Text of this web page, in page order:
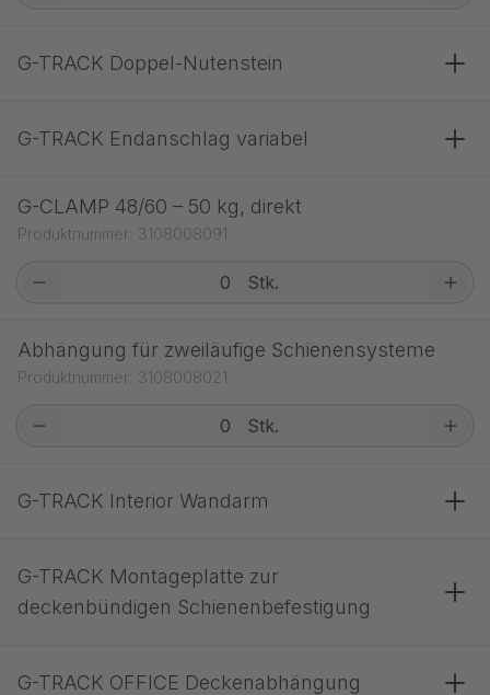
G-TRACK Doppel-Nutenstein
G-TRACK Endanschlag variabel
G-CLAMP 48/60 – 50 kg, direkt
Produktnummer: 3108008091
Stk.
Abhängung für zweiläufige Schienensysteme
Produktnummer: 3108008021
Stk.
G-TRACK Interior Wandarm
G-TRACK Montageplatte zur
deckenbündigen Schienenbefestigung
G-TRACK OFFICE Deckenabhängung